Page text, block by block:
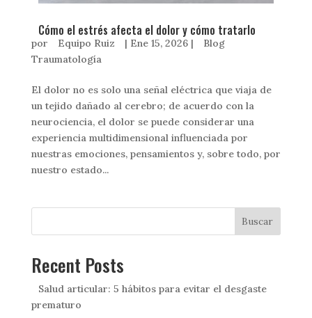
Cómo el estrés afecta el dolor y cómo tratarlo
por Equipo Ruiz | Ene 15, 2026|
Blog
Traumatología
El dolor no es solo una señal eléctrica que viaja de
un tejido dañado al cerebro; de acuerdo con la
neurociencia, el dolor se puede considerar una
experiencia multidimensional influenciada por
nuestras emociones, pensamientos y, sobre todo, por
nuestro estado...
Buscar
Recent Posts
Salud articular: 5 hábitos para evitar el desgaste
prematuro